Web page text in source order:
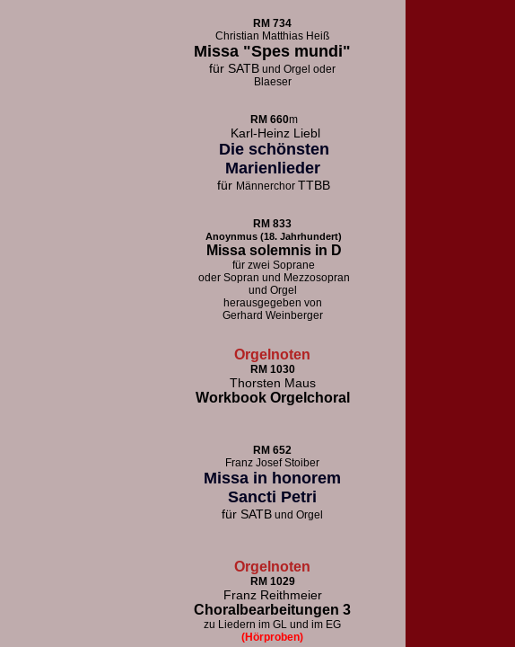
RM 734
Christian Matthias Heiß
Missa "Spes mundi"
für SATB und Orgel oder
Blaeser
RM 660m
Karl-Heinz Liebl
Die schönsten
Marienlieder
für Männerchor TTBB
RM 833
Anoynmus (18. Jahrhundert)
Missa solemnis in D
für zwei Soprane
oder Sopran und Mezzosopran
und Orgel
herausgegeben von
Gerhard Weinberger
Orgelnoten
RM 1030
Thorsten Maus
Workbook Orgelchoral
RM 652
Franz Josef Stoiber
Missa in honorem
Sancti Petri
für SATB und Orgel
Orgelnoten
RM 1029
Franz Reithmeier
Choralbearbeitungen 3
zu Liedern im GL und im EG
(Hörproben)